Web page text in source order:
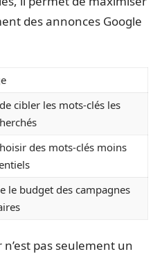
des annonces Google
cibler les mots-clés les
des mots-clés moins
le budget des campagnes
pas seulement un